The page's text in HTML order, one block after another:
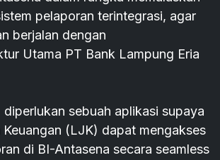
pelaporan terintegrasi, agar
berjalan dengan
Utama PT Bank Lampung Eria
sebuah aplikasi supaya
Keuangan (LJK) dapat mengakses
di BI-Antasena secara seamless